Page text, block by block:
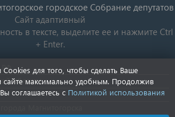
городское Cобрание депутатов
Сайт адаптивный
в тексте, выделите ее и нажмите Ctrl
+ Enter.
РФ
области
Магнитогорска
для того, чтобы сделать Ваше
максимально удобным. Продолжив
соглашаетесь с Политикой использования